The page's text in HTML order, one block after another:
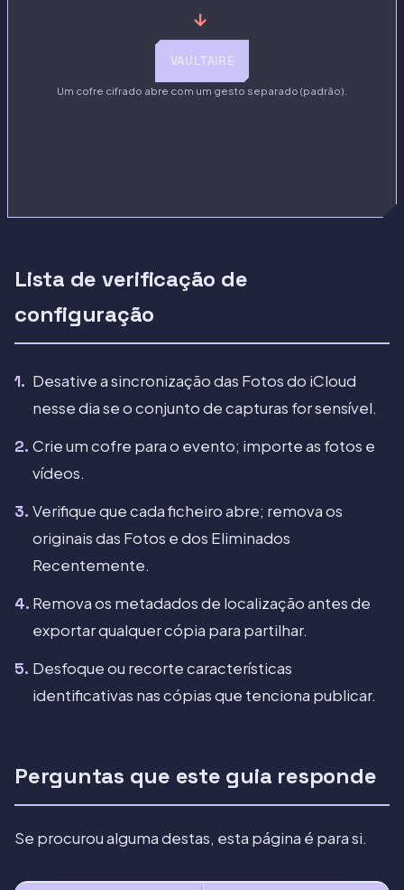
→
VAULTAIRE
Um cofre cifrado abre com um gesto separado (padrão).
Lista de verificação de
configuração
Desative a sincronização das Fotos do iCloud
nesse dia se o conjunto de capturas for sensível.
Crie um cofre para o evento; importe as fotos e
vídeos.
Verifique que cada ficheiro abre; remova os
originais das Fotos e dos Eliminados
Recentemente.
Remova os metadados de localização antes de
exportar qualquer cópia para partilhar.
Desfoque ou recorte características
identificativas nas cópias que tenciona publicar.
Perguntas que este guia responde
Se procurou alguma destas, esta página é para si.